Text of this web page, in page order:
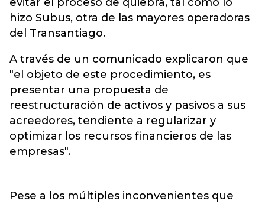
hizo Subus, otra de las mayores operadoras
del Transantiago.
A través de un comunicado explicaron que
"el objeto de este procedimiento, es
presentar una propuesta de
reestructuración de activos y pasivos a sus
acreedores, tendiente a regularizar y
optimizar los recursos financieros de las
empresas".
Pese a los múltiples inconvenientes que